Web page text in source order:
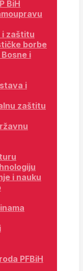
BiH
i zaštitu
borbe
i
i
zaštitu
i nauku
PFBiH